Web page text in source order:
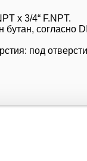
x 3/4“ F.NPT.
бутан, согласно
под